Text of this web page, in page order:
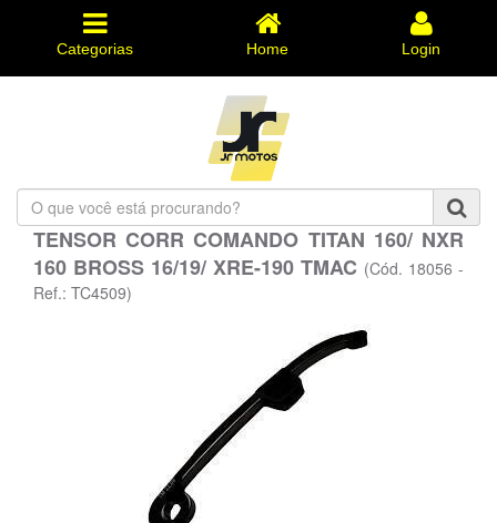
Categorias Home Login
O
que
você
está
procurando?
TENSOR CORR COMANDO TITAN 160/ NXR
160 BROSS 16/19/ XRE-190 TMAC (Cód. 18056 -
Ref.: TC4509)